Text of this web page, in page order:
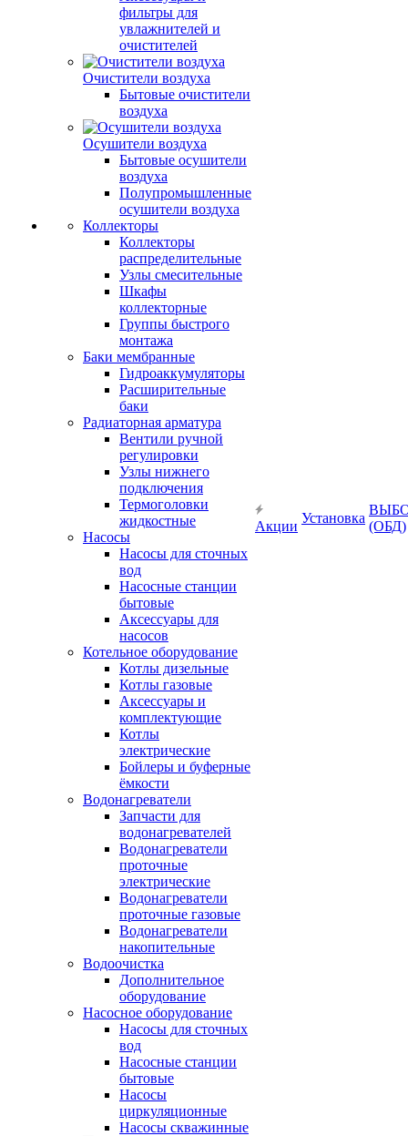
фильтры для
увлажнителей и
очистителей
Очистители воздуха
Бытовые очистители
воздуха
Осушители воздуха
Бытовые осушители
воздуха
Полупромышленные
осушители воздуха
Коллекторы
Коллекторы
распределительные
Узлы смесительные
Шкафы
коллекторные
Группы быстрого
монтажа
Баки мембранные
Гидроаккумуляторы
Расширительные
баки
Радиаторная арматура
Вентили ручной
регулировки
Узлы нижнего
подключения
Термоголовки
жидкостные
Насосы
Насосы для сточных
вод
Насосные станции
бытовые
Аксессуары для
насосов
Котельное оборудование
Котлы дизельные
Котлы газовые
Аксессуары и
комплектующие
Котлы
электрические
Бойлеры и буферные
ёмкости
Водонагреватели
Запчасти для
водонагревателей
Водонагреватели
проточные
электрические
Водонагреватели
проточные газовые
Водонагреватели
накопительные
Водоочистка
Дополнительное
оборудование
Насосное оборудование
Насосы для сточных
вод
Насосные станции
бытовые
Насосы
циркуляционные
Насосы скважинные
Акции
Установка
(ОБД)